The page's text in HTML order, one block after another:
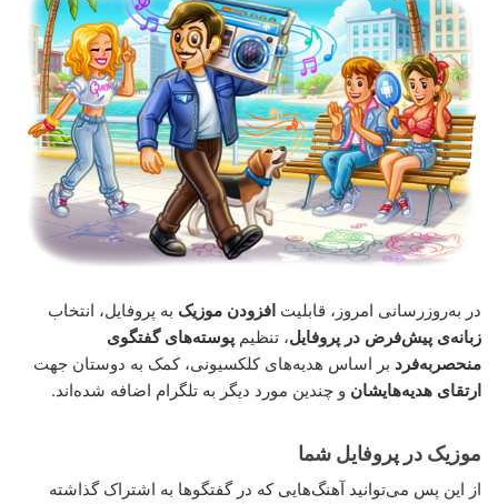
در به‌روزرسانی امروز، قابلیت افزودن موزیک به پروفایل، انتخاب
زبانه‌ی پیش‌فرض در پروفایل، تنظیم پوسته‌های گفتگوی
منحصربه‌فرد بر اساس هدیه‌های کلکسیونی، کمک به دوستان جهت
ارتقای هدیه‌هایشان و چندین مورد دیگر به تلگرام اضافه شده‌اند.
موزیک‌ در پروفایل شما
از این پس می‌توانید آهنگ‌هایی که در گفتگوها به اشتراک گذاشته